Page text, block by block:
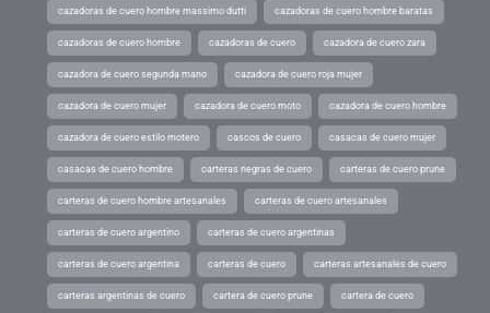
cazadoras de cuero hombre massimo dutti cazadoras de cuero hombre baratas
cazadoras de cuero hombre cazadoras de cuero cazadora de cuero zara
cazadora de cuero segunda mano cazadora de cuero roja mujer
cazadora de cuero mujer cazadora de cuero moto cazadora de cuero hombre
cazadora de cuero estilo motero cascos de cuero casacas de cuero mujer
casacas de cuero hombre carteras negras de cuero carteras de cuero prune
carteras de cuero hombre artesanales carteras de cuero artesanales
carteras de cuero argentino carteras de cuero argentinas
carteras de cuero argentina carteras de cuero carteras artesanales de cuero
carteras argentinas de cuero cartera de cuero prune cartera de cuero